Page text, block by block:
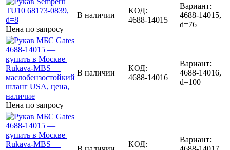
Цена по запросу
В наличии
КОД:
4688-14015
Вариант:
4688-14015,
d=76
Цена по запросу
В наличии
КОД:
4688-14016
Вариант:
4688-14016,
d=100
КОД:
Вариант: